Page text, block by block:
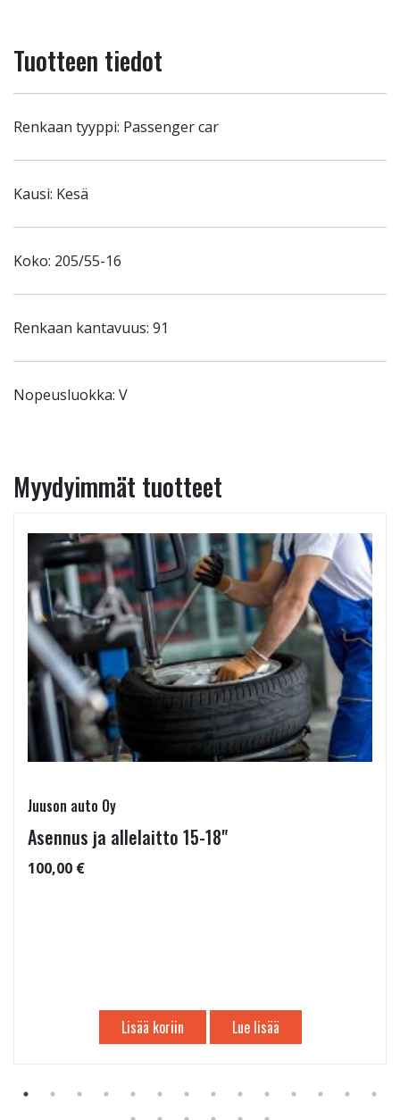
Tuotteen tiedot
Renkaan tyyppi: Passenger car
Kausi: Kesä
Koko: 205/55-16
Renkaan kantavuus: 91
Nopeusluokka: V
Myydyimmät tuotteet
Juuson auto Oy
Asennus ja allelaitto 15-18"
100,00 €
Lisää koriin Lue lisää